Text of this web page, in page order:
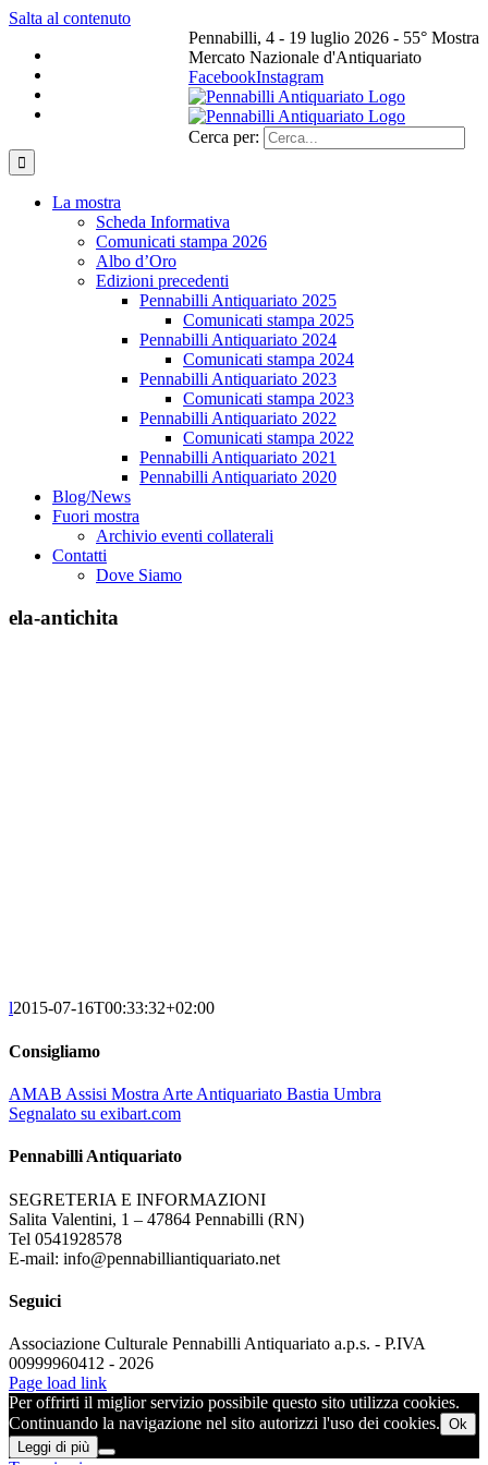
Salta al contenuto
Pennabilli, 4 - 19 luglio 2026 - 55° Mostra
Mercato Nazionale d'Antiquariato
FacebookInstagram
Cerca per:
La mostra
Scheda Informativa
Comunicati stampa 2026
Albo d’Oro
Edizioni precedenti
Pennabilli Antiquariato 2025
Comunicati stampa 2025
Pennabilli Antiquariato 2024
Comunicati stampa 2024
Pennabilli Antiquariato 2023
Comunicati stampa 2023
Pennabilli Antiquariato 2022
Comunicati stampa 2022
Pennabilli Antiquariato 2021
Pennabilli Antiquariato 2020
Blog/News
Fuori mostra
Archivio eventi collaterali
Contatti
Dove Siamo
ela-antichita
l2015-07-16T00:33:32+02:00
Consigliamo
AMAB Assisi Mostra Arte Antiquariato Bastia Umbra
Segnalato su exibart.com
Pennabilli Antiquariato
SEGRETERIA E INFORMAZIONI
Salita Valentini, 1 – 47864 Pennabilli (RN)
Tel 0541928578
E-mail: info@pennabilliantiquariato.net
Seguici
Associazione Culturale Pennabilli Antiquariato a.p.s. - P.IVA
00999960412 - 2026
Page load link
Per offrirti il miglior servizio possibile questo sito utilizza cookies.
Continuando la navigazione nel sito autorizzi l'uso dei cookies. Ok
Leggi di più